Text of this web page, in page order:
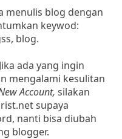
menulis blog dengan
keywod:
blog.
Jika ada yang ingin
mengalami kesulitan
Account, silakan
supaya
nanti bisa diubah
blogger.